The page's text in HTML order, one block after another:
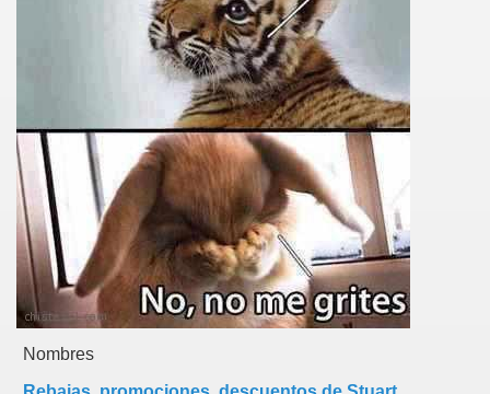
Nombres